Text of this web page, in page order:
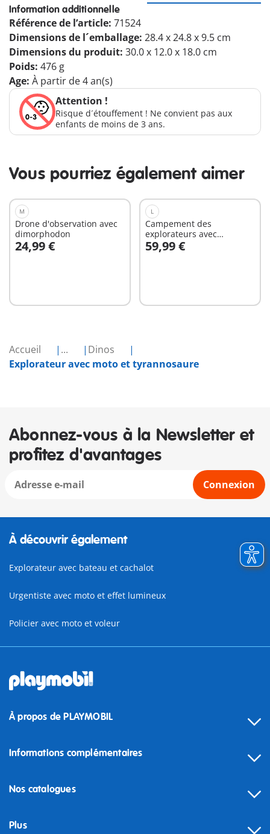
Accueil ...
Dinos
Explorateur avec moto et tyrannosaure
Information additionnelle
Référence de l’article: 71524
Dimensions de l´emballage: 28.4 x 24.8 x 9.5 cm
Dimensions du produit: 30.0 x 12.0 x 18.0 cm
Poids: 476 g
Age: À partir de 4 an(s)
Attention !
Risque d´étouffement ! Ne convient pas aux
enfants de moins de 3 ans.
Vous pourriez également aimer
M
Drone d'observation avec
dimorphodon
24,99 €
Au panier
L
Campement des
explorateurs avec
dinosaures
59,99 €
Au panier
Abonnez-vous à la Newsletter et
profitez d'avantages
Connexion
À découvrir également
Explorateur avec bateau et cachalot
Urgentiste avec moto et effet lumineux
Policier avec moto et voleur
À propos de PLAYMOBIL
Informations complémentaires
Nos catalogues
Plus